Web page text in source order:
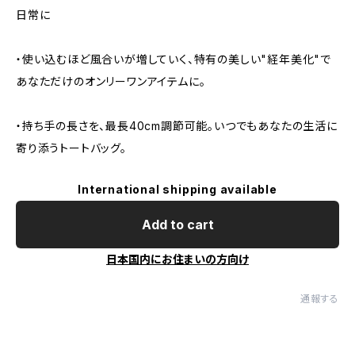
日常に
・使い込むほど風合いが増していく、特有の美しい"経年美化"で
あなただけのオンリーワンアイテムに。
・持ち手の長さを、最長40cm調節可能。いつでもあなたの生活に
寄り添うトートバッグ。
International shipping available
Add to cart
日本国内にお住まいの方向け
通報する